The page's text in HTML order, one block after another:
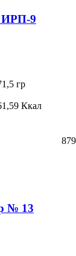
ИРП-9
гр
Ккал
№ 13